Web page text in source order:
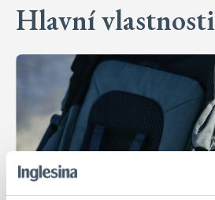
Hlavní vlastnosti